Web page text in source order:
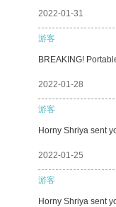
2022-01-31
游客
BREAKING!
2022-01-28
游客
Horny Shriya sent
2022-01-25
游客
Horny Shriya sent